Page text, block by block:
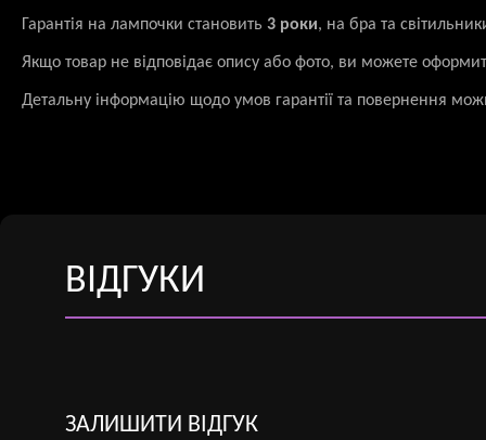
Гарантія на лампочки становить 3 роки, на бра та
Якщо товар не відповідає опису або фото, ви можете
Детальну інформацію щодо умов гарантії та повернення
ВІДГУКИ
ЗАЛИШИТИ ВІДГУК